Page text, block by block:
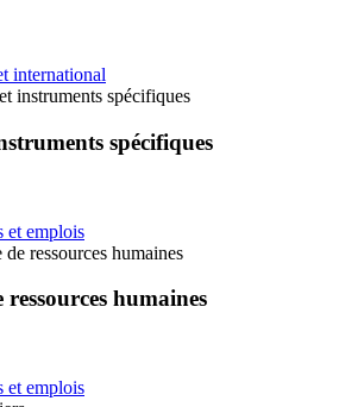
international
instruments spécifiques
spécifiques
et emplois
ressources humaines
humaines
et emplois